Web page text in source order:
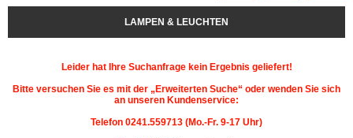
LAMPEN & LEUCHTEN
Leider hat Ihre Suchanfrage kein Ergebnis geliefert!
Bitte versuchen Sie es mit der „Erweiterten Suche“ oder wenden Sie sich
an unseren Kundenservice:
Telefon 0241.559713 (Mo.-Fr. 9-17 Uhr)